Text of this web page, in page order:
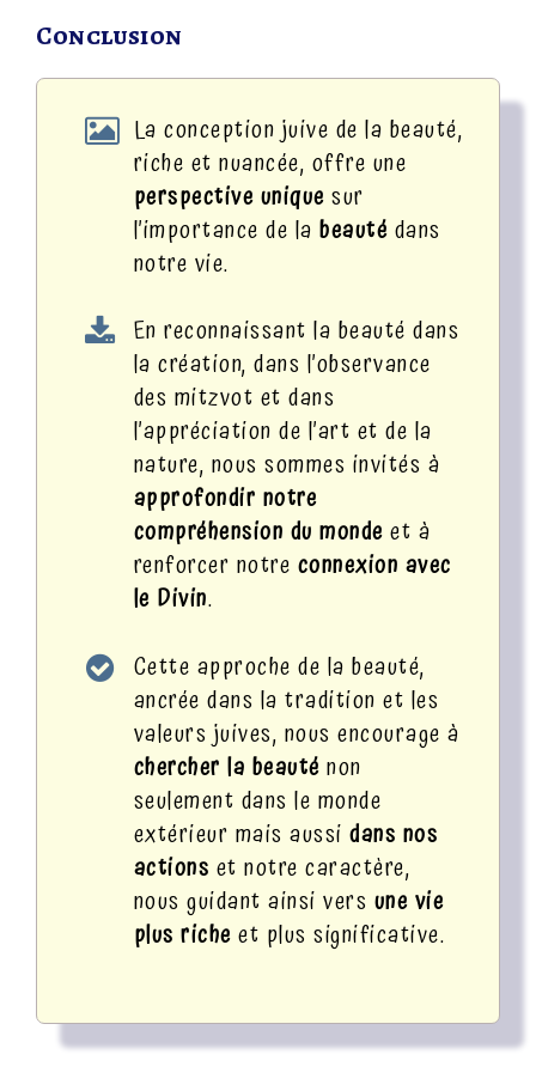
Conclusion
La conception juive de la beauté,
riche et nuancée, offre une
perspective uniquesur
l’importance de la beautédans
notre vie.
En reconnaissant la beauté dans
la création, dans l’observance
des mitzvot et dans
l’appréciation de l’art et de la
nature, nous sommes invités à
approfondir notre
compréhension du mondeet à
renforcer notre connexion avec
le Divin.
Cette approche de la beauté,
ancrée dans la tradition et les
valeurs juives, nous encourage à
chercher la beauténon
seulement dans le monde
extérieur mais aussi dans nos
actions et notre caractère,
nous guidant ainsi vers une vie
plus richeet plus significative.